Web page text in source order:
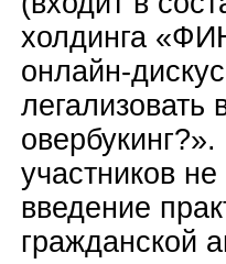
холдинга
онлайн-
легализовать
участников
введение
гражданской